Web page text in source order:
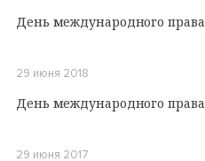
День международного права
29 июня 2018
День международного права
29 июня 2017